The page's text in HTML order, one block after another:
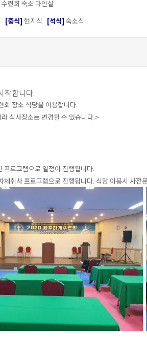
련회 숙소 다인실
[중식] 현지식 [석식] 숙소식
작합니다.
장소 식당을 이용합니다.
식사장소는 변경될 수 있습니다.>
로그램으로 일정이 진행됩니다.
취사 프로그램으로 진행됩니다. 식당 이용시 사전